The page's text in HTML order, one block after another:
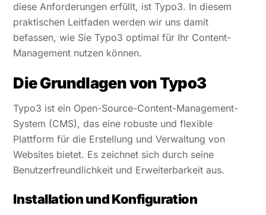
diese Anforderungen erfüllt, ist Typo3. In diesem
praktischen Leitfaden werden wir uns damit
befassen, wie Sie Typo3 optimal für Ihr Content-
Management nutzen können.
Die Grundlagen von Typo3
Typo3 ist ein Open-Source-Content-Management-
System (CMS), das eine robuste und flexible
Plattform für die Erstellung und Verwaltung von
Websites bietet. Es zeichnet sich durch seine
Benutzerfreundlichkeit und Erweiterbarkeit aus.
Installation und Konfiguration